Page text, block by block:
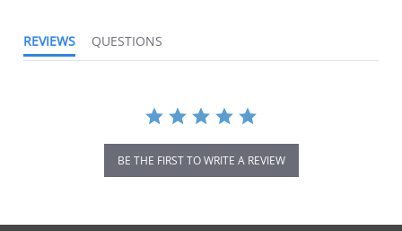
REVIEWS QUESTIONS
BE THE FIRST TO WRITE A REVIEW